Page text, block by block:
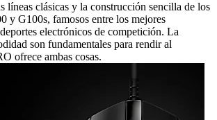
líneas clásicas y la construcción sencilla de los
y G100s, famosos entre los mejores
electrónicos de competición. La
son fundamentales para rendir al
ofrece ambas cosas.